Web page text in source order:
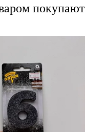
покупают